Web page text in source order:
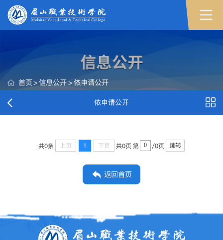
首页>信息公开>依申请公开
依申请公开
共0条 上页 1 下页 共0页第 /0页 跳转
返回首页